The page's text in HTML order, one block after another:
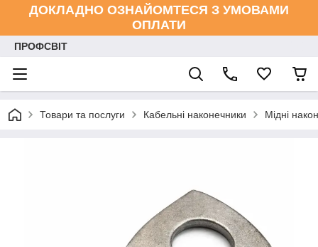
ДОКЛАДНО ОЗНАЙОМТЕСЯ З УМОВАМИ
ОПЛАТИ
ПРОФСВІТ
Товари та послуги Кабельні наконечники Мідні